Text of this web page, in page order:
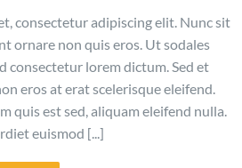
de APPs
consectetur adipiscing elit. Nunc sit
ornare non quis eros. Ut sodales
consectetur lorem dictum. Sed et
eros at erat scelerisque eleifend.
quis est sed, aliquam eleifend nulla.
euismod [...]